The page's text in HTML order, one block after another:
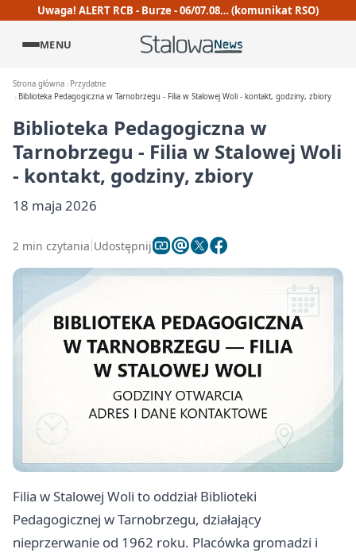
Uwaga! ALERT RCB - Burze - 06/07.08… (komunikat RSO)
MENU
Strona główna
Przydatne
Biblioteka Pedagogiczna w Tarnobrzegu - Filia w Stalowej Woli - kontakt, godziny, zbiory
Biblioteka Pedagogiczna w
Tarnobrzegu - Filia w Stalowej Woli
- kontakt, godziny, zbiory
18 maja 2026
2 min czytania Udostępnij
Filia w Stalowej Woli to oddział Biblioteki
Pedagogicznej w Tarnobrzegu, działający
nieprzerwanie od 1962 roku. Placówka gromadzi i